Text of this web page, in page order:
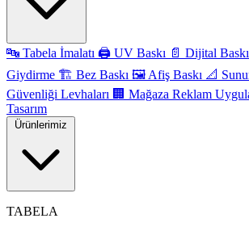
🔤 Tabela İmalatı 🖨️ UV Baskı 📄 Dijital Baskı
Giydirme 🏗️ Bez Baskı 🖼️ Afiş Baskı 📐
Güvenliği Levhaları 🏢 Mağaza Reklam
Tasarım
TABELA